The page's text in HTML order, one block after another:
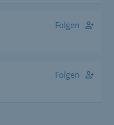
Folgen
Folgen